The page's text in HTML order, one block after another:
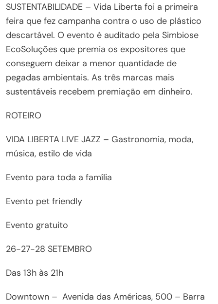
SUSTENTABILIDADE – Vida Liberta foi a primeira
feira que fez campanha contra o uso de plástico
descartável. O evento é auditado pela Simbiose
EcoSoluções que premia os expositores que
conseguem deixar a menor quantidade de
pegadas ambientais. As três marcas mais
sustentáveis recebem premiação em dinheiro.
ROTEIRO
VIDA LIBERTA LIVE JAZZ – Gastronomia, moda,
música, estilo de vida
Evento para toda a família
Evento pet friendly
Evento gratuito
26-27-28 SETEMBRO
Das 13h às 21h
Downtown – Avenida das Américas, 500 – Barra